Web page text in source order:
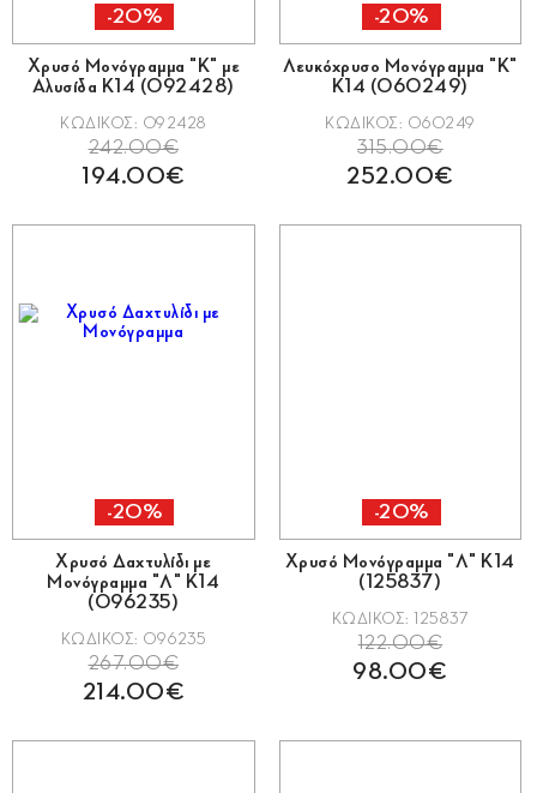
-20%
Χρυσό Μονόγραμμα "Κ" με
Αλυσίδα Κ14 (092428)
ΚΩΔΙΚΟΣ: 092428
242.00€
194.00€
-20%
Λευκόχρυσο Μονόγραμμα "Κ"
Κ14 (060249)
ΚΩΔΙΚΟΣ: 060249
315.00€
252.00€
-20%
Χρυσό Δαχτυλίδι με
Μονόγραμμα "Λ" Κ14
(096235)
ΚΩΔΙΚΟΣ: 096235
267.00€
214.00€
-20%
Χρυσό Μονόγραμμα "Λ" Κ14
(125837)
ΚΩΔΙΚΟΣ: 125837
122.00€
98.00€